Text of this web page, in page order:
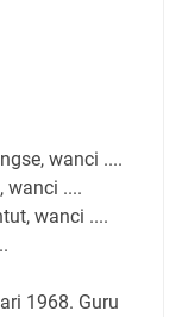
wanci ....
wanci ....
wanci ....
1968. Guru